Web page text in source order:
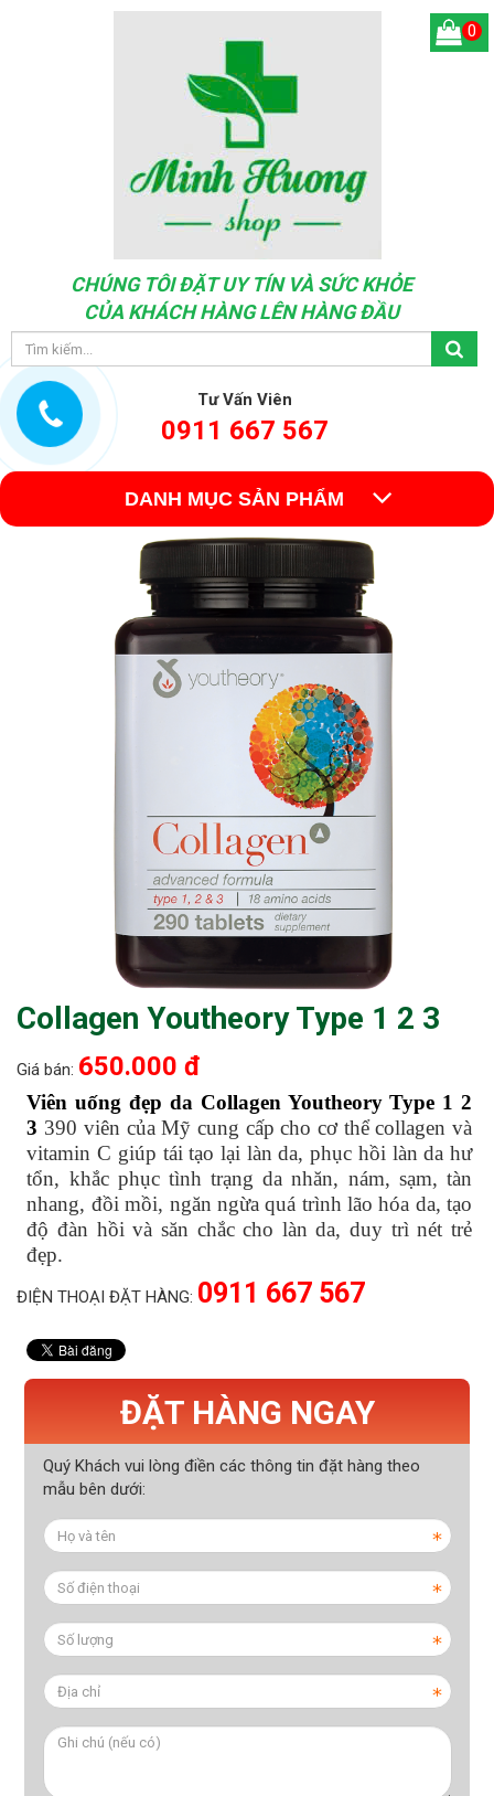
CHÚNG TÔI ĐẶT UY TÍN VÀ SỨC KHỎE
CỦA KHÁCH HÀNG LÊN HÀNG ĐẦU
Tư Vấn Viên
0911 667 567
0
DANH MỤC SẢN PHẨM
Collagen Youtheory Type 1 2 3
Giá bán: 650.000 đ
Viên uống đẹp da Collagen Youtheory Type 1 2
3 390 viên của Mỹ cung cấp cho cơ thể collagen và
vitamin C giúp tái tạo lại làn da, phục hồi làn da hư
tổn, khắc phục tình trạng da nhăn, nám, sạm, tàn
nhang, đồi mồi, ngăn ngừa quá trình lão hóa da, tạo
độ đàn hồi và săn chắc cho làn da, duy trì nét trẻ
đẹp.
ĐIỆN THOẠI ĐẶT HÀNG: 0911 667 567
ĐẶT HÀNG NGAY
Quý Khách vui lòng điền các thông tin đặt hàng theo
mẫu bên dưới: